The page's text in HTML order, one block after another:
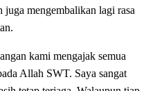
mengembalikan lagi rasa
kami mengajak semua
Allah SWT. Saya sangat